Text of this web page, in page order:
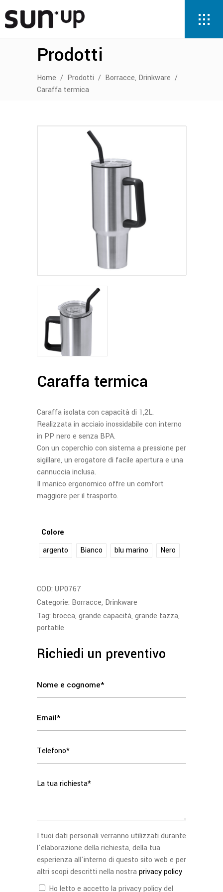
Prodotti
Home / Prodotti / Borracce, Drinkware /
Caraffa termica
Caraffa termica
Caraffa isolata con capacità di 1,2L.
Realizzata in acciaio inossidabile con interno
in PP nero e senza BPA.
Con un coperchio con sistema a pressione per
sigillare, un erogatore di facile apertura e una
cannuccia inclusa.
Il manico ergonomico offre un comfort
maggiore per il trasporto.
Colore
argento
Bianco blu marino Nero
COD: UP0767
Categorie: Borracce, Drinkware
Tag: brocca, grande capacità, grande tazza,
portatile
Richiedi un preventivo
I tuoi dati personali verranno utilizzati durante
l'elaborazione della richiesta, della tua
esperienza all'interno di questo sito web e per
altri scopi descritti nella nostraprivacy policy
Ho letto e accetto la privacy policy del